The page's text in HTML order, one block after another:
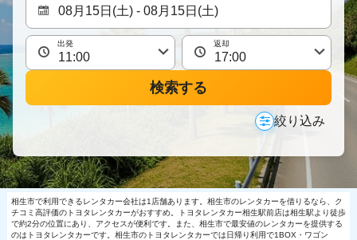
出発 返却
検索する
絞り込み
相生市で利用できるレンタカー会社は1店舗あります。相生市のレンタカーを借りるなら、ク
チコミ高評価のトヨタレンタカーがおすすめ。トヨタレンタカー相生駅前店は相生駅より徒歩
で約2分の位置にあり、アクセスが便利です。また、相生市で最安値のレンタカーを提供する
のはトヨタレンタカーです。相生市のトヨタレンタカーでは日帰り利用で1BOX・ワゴン